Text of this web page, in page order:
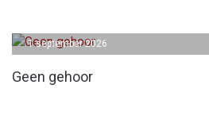
Geen gehoor
1 september 2026